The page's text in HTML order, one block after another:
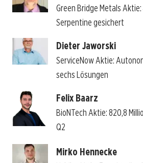
Green Bridge Metals
Serpentine gesichert
Dieter Jaworski
ServiceNow Aktie:
sechs Lösungen
Felix Baarz
BioNTech Aktie: 820,8
Q2
Mirko Hennecke